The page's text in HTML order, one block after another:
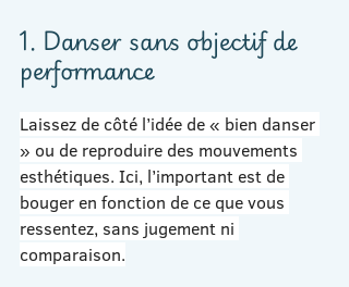
1. Danser sans objectif de
performance
Laissez de côté l’idée de « bien danser
» ou de reproduire des mouvements
esthétiques. Ici, l’important est de
bouger en fonction de ce que vous
ressentez, sans jugement ni
comparaison.